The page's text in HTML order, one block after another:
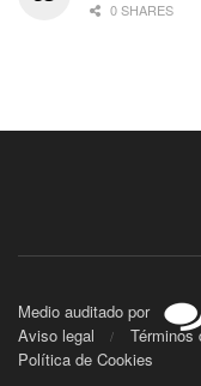
0 SHARES
Medio auditado por
Aviso legal
Términos
Política de Cookies